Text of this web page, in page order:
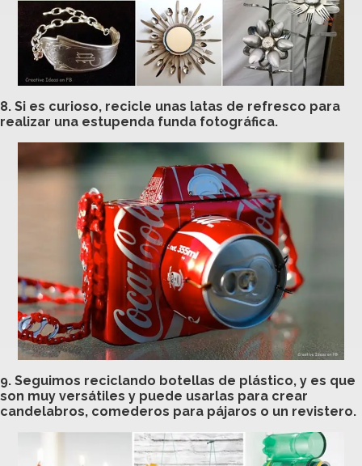
8. Si es curioso, recicle unas latas de refresco para
realizar una estupenda funda fotográfica.
9. Seguimos reciclando botellas de plástico, y es que
son muy versátiles y puede usarlas para crear
candelabros, comederos para pájaros o un revistero.